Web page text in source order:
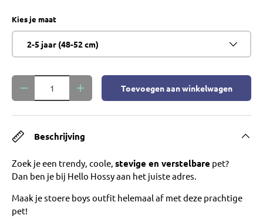
Kies je maat
2-5 jaar (48-52 cm)
Aantal
Verlaag de hoeveelheidVerhoog de hoeveelheid
Toevoegen aan winkelwagen
Beschrijving
Zoek je een trendy, coole, stevige en verstelbare pet?
Dan ben je bij Hello Hossy aan het juiste adres.
Maak je stoere boys outfit helemaal af met deze prachtige
pet!